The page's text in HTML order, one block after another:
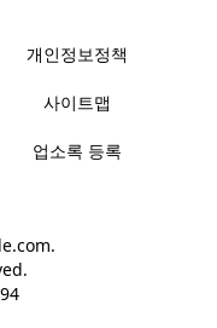
개인정보정책
사이트맵
업소록 등록
.